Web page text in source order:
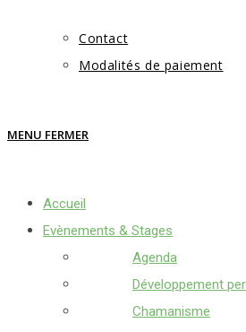
Contact
Modalités de paiement
MENU FERMER
Accueil
Evènements & Stages
Agenda
Développement
Chamanisme